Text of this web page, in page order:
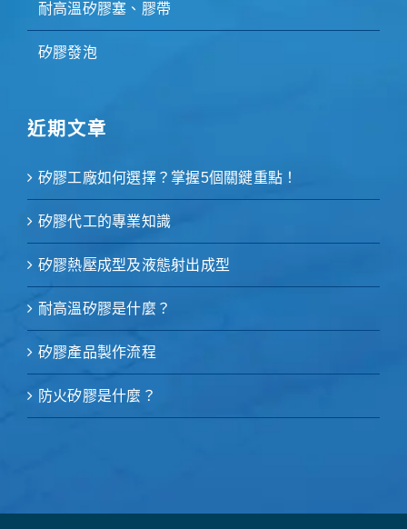
耐高溫矽膠塞、膠帶
矽膠發泡
近期文章
矽膠工廠如何選擇？掌握5個關鍵重點！
矽膠代工的專業知識
矽膠熱壓成型及液態射出成型
耐高溫矽膠是什麼？
矽膠產品製作流程
防火矽膠是什麼？